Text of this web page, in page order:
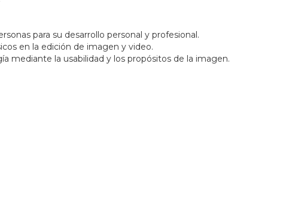
para su desarrollo personal y profesional.
en la edición de imagen y video.
mediante la usabilidad y los propósitos de la imagen.